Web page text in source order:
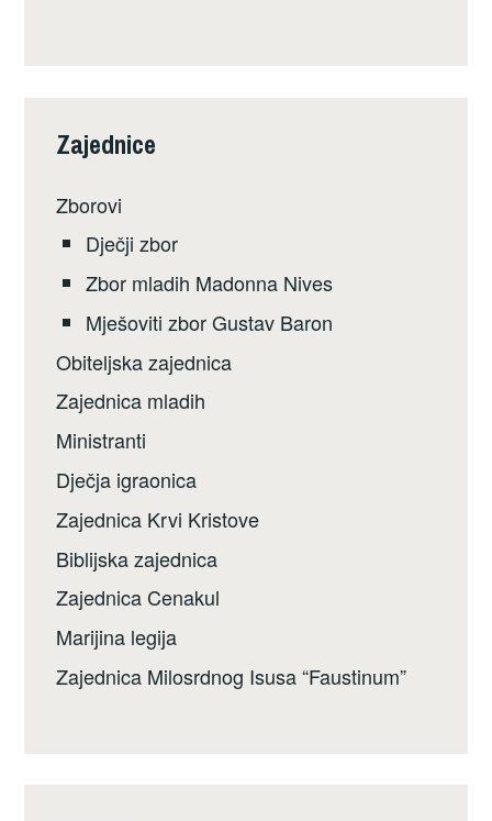
Zajednice
Zborovi
Dječji zbor
Zbor mladih Madonna Nives
Mješoviti zbor Gustav Baron
Obiteljska zajednica
Zajednica mladih
Ministranti
Dječja igraonica
Zajednica Krvi Kristove
Biblijska zajednica
Zajednica Cenakul
Marijina legija
Zajednica Milosrdnog Isusa “Faustinum”